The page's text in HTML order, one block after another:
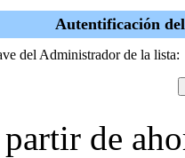
Autentificación
del Administrador de la lista:
de